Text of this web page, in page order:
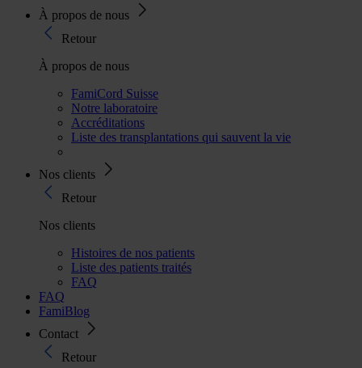
À propos de nous
Retour
À propos de nous
FamiCord Suisse
Notre laboratoire
Accréditations
Liste des transplantations qui sauvent la vie
Nos clients
Retour
Nos clients
Histoires de nos patients
Liste des patients traités
FAQ
FAQ
FamiBlog
Contact
Retour